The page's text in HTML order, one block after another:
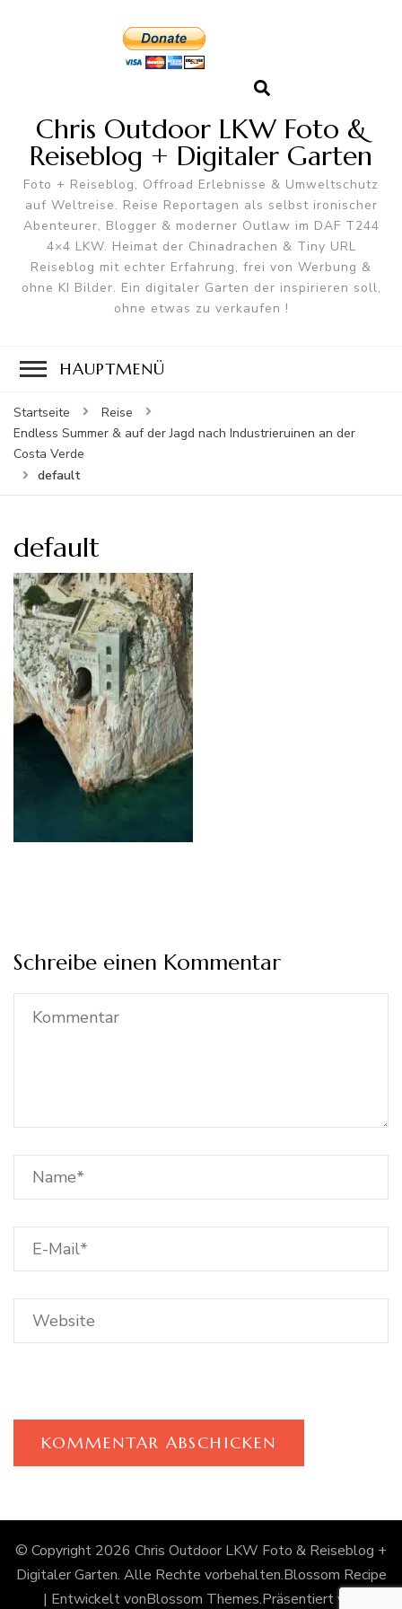
Chris Outdoor LKW Foto &
Reiseblog + Digitaler Garten
Foto + Reiseblog, Offroad Erlebnisse & Umweltschutz
auf Weltreise. Reise Reportagen als selbst ironischer
Abenteurer, Blogger & moderner Outlaw im DAF T244
4×4 LKW. Heimat der Chinadrachen & Tiny URL
Reiseblog mit echter Erfahrung, frei von Werbung &
ohne KI Bilder. Ein digitaler Garten der inspirieren soll,
ohne etwas zu verkaufen !
HAUPTMENÜ
Startseite
Reise
Endless Summer & auf der Jagd nach Industrieruinen an der
Costa Verde
default
default
Schreibe einen Kommentar
© Copyright 2026 Chris Outdoor LKW Foto & Reiseblog +
Digitaler Garten. Alle Rechte vorbehalten.Blossom Recipe
| Entwickelt vonBlossom Themes.Präsentiert von